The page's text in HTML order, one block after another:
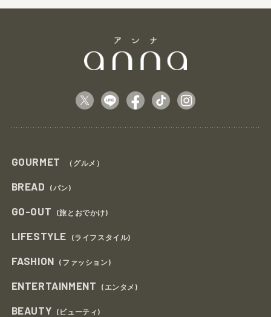
GOURMET （グルメ）
BREAD (パン)
GO-OUT (旅とおでかけ)
LIFESTYLE (ライフスタイル)
FASHION (ファッション)
ENTERTAINMENT (エンタメ)
BEAUTY (ビューティ)